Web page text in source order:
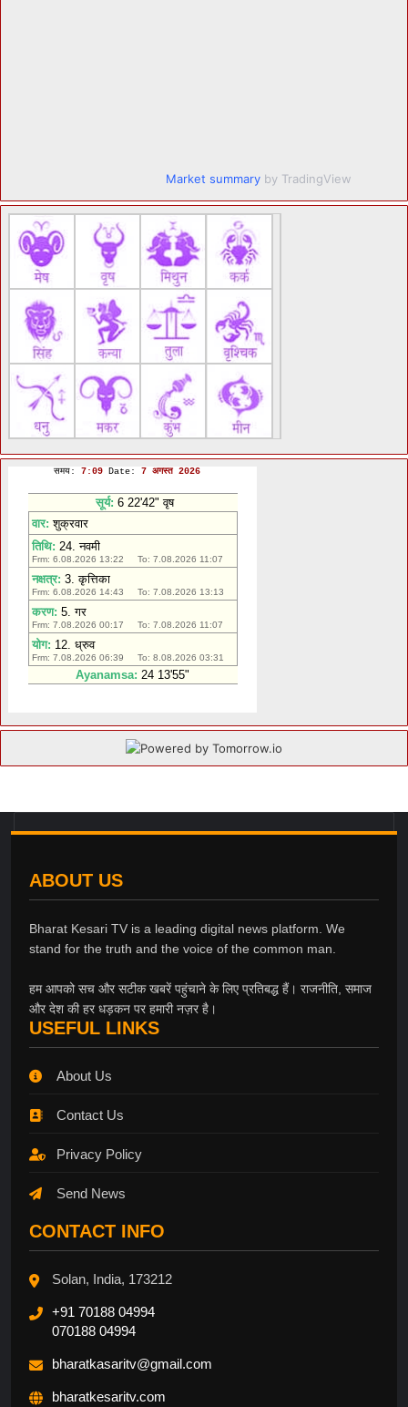
Market summary by TradingView
ABOUT US
Bharat Kesari TV is a leading digital news platform. We
stand for the truth and the voice of the common man.
हम आपको सच और सटीक खबरें पहुंचाने के लिए प्रतिबद्ध हैं। राजनीति, समाज
और देश की हर धड़कन पर हमारी नज़र है।
USEFUL LINKS
About Us
Contact Us
Privacy Policy
Send News
CONTACT INFO
Solan, India, 173212
+91 70188 04994
070188 04994
bharatkasaritv@gmail.com
bharatkesaritv.com